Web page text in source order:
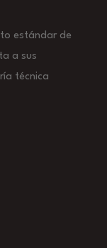
estándar de
a sus
técnica